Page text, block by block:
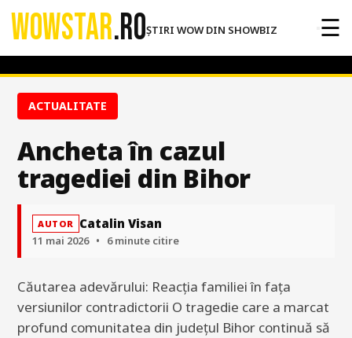
WOWSTAR.ROȘTIRI WOW DIN SHOWBIZ ☰
ACTUALITATE
Ancheta în cazul
tragediei din Bihor
AUTOR Catalin Visan
11 mai 2026 • 6 minute citire
Căutarea adevărului: Reacția familiei în fața
versiunilor contradictorii O tragedie care a marcat
profund comunitatea din județul Bihor continuă să